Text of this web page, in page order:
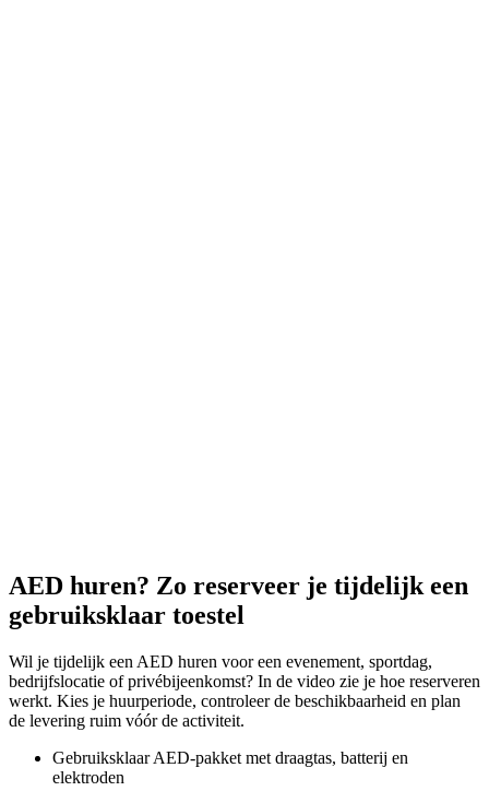
AED huren? Zo reserveer je tijdelijk een
gebruiksklaar toestel
Wil je tijdelijk een AED huren voor een evenement, sportdag,
bedrijfslocatie of privébijeenkomst? In de video zie je hoe reserveren
werkt. Kies je huurperiode, controleer de beschikbaarheid en plan
de levering ruim vóór de activiteit.
Gebruiksklaar AED-pakket met draagtas, batterij en
elektroden